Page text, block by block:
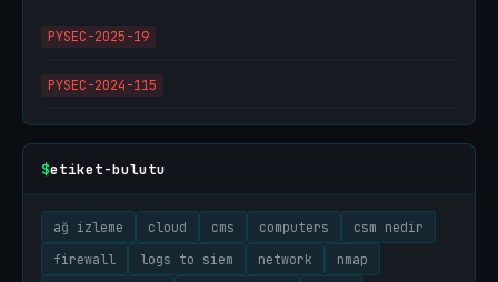
PYSEC-2025-19
PYSEC-2024-115
$etiket-bulutu
ağ izleme cloud cms computers
csm nedir
firewall
logs to siem network
nmap